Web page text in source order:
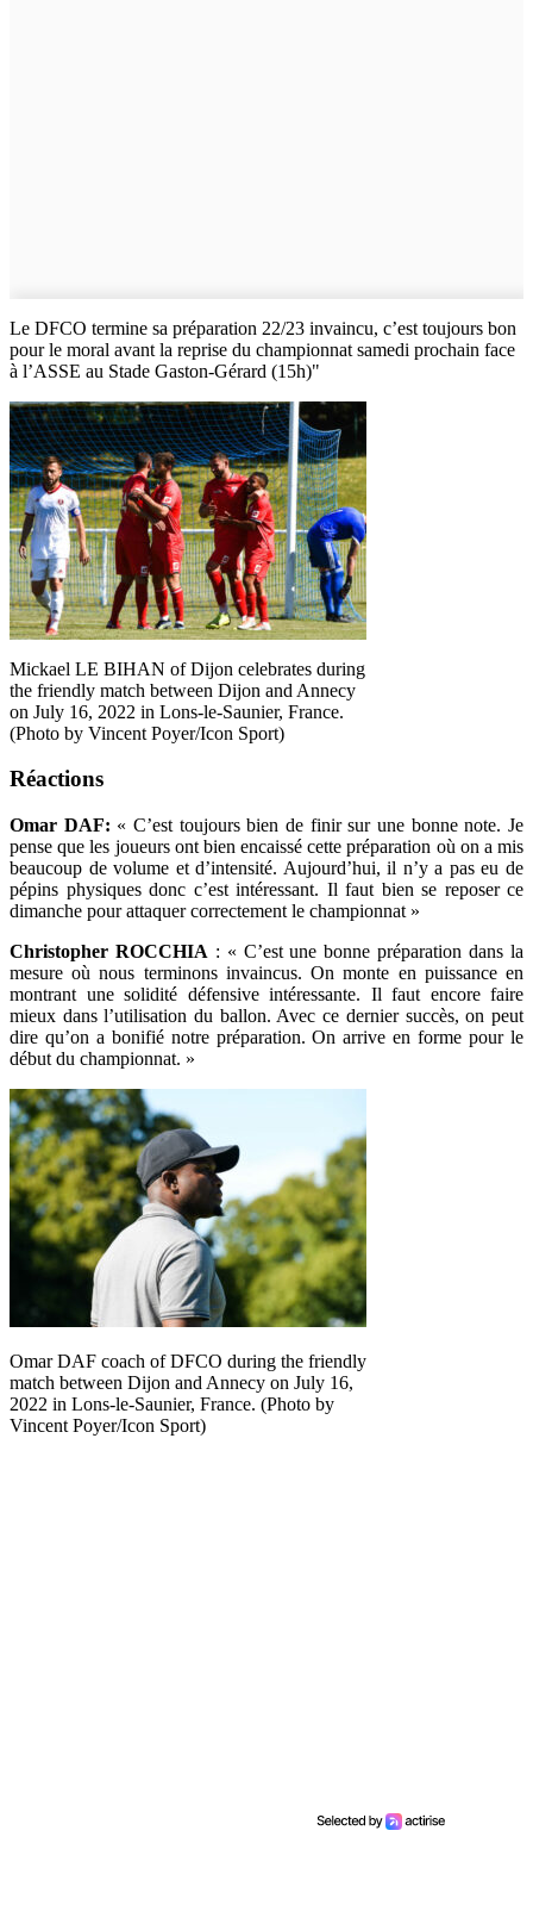
Le DFCO termine sa préparation 22/23 invaincu, c’est toujours bon
pour le moral avant la reprise du championnat samedi prochain face
à l’ASSE au Stade Gaston-Gérard (15h)"
Mickael LE BIHAN of Dijon celebrates during
the friendly match between Dijon and Annecy
on July 16, 2022 in Lons-le-Saunier, France.
(Photo by Vincent Poyer/Icon Sport)
Réactions
Omar DAF: « C’est toujours bien de finir sur une bonne note. Je
pense que les joueurs ont bien encaissé cette préparation où on a mis
beaucoup de volume et d’intensité. Aujourd’hui, il n’y a pas eu de
pépins physiques donc c’est intéressant. Il faut bien se reposer ce
dimanche pour attaquer correctement le championnat »
Christopher ROCCHIA : « C’est une bonne préparation dans la
mesure où nous terminons invaincus. On monte en puissance en
montrant une solidité défensive intéressante. Il faut encore faire
mieux dans l’utilisation du ballon. Avec ce dernier succès, on peut
dire qu’on a bonifié notre préparation. On arrive en forme pour le
début du championnat. »
Omar DAF coach of DFCO during the friendly
match between Dijon and Annecy on July 16,
2022 in Lons-le-Saunier, France. (Photo by
Vincent Poyer/Icon Sport)